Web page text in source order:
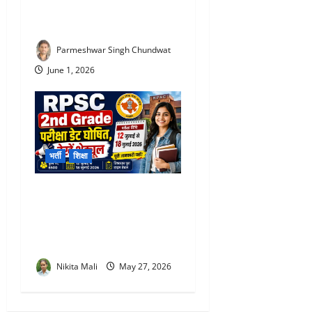
Parmeshwar Singh Chundwat
June 1, 2026
भर्ती शिक्षा
Nikita Mali May 27, 2026